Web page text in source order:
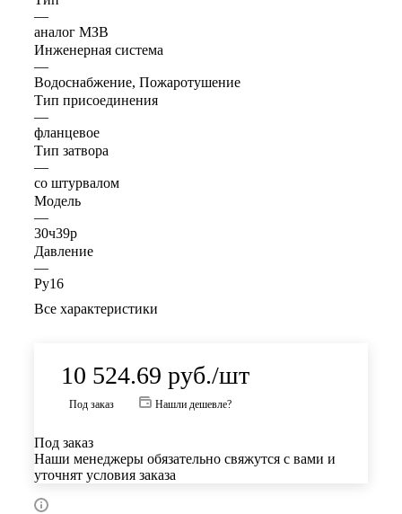
—
аналог МЗВ
Инженерная система
—
Водоснабжение, Пожаротушение
Тип присоединения
—
фланцевое
Тип затвора
—
со штурвалом
Модель
—
30ч39р
Давление
—
Ру16
Все характеристики
10 524.69 руб./шт
Под заказ Нашли дешевле?
Под заказ
Наши менеджеры обязательно свяжутся с вами и
уточнят условия заказа